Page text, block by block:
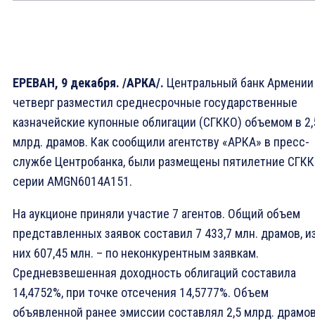
ЕРЕВАН, 9 декабря. /АРКА/. Центральный банк
четверг разместил среднесрочные государственные
казначейские купонные облигации (СГККО) объемом в
млрд. драмов. Как сообщили агентству «АРКА» в пресс-
службе Центробанка, были размещены пятилетние
серии AMGN6014A151.
На аукционе приняли участие 7 агентов. Общий объем
представленных заявок составил 7 433,7 млн. драмов,
них 607,45 млн. – по неконкурентным заявкам.
Средневзвешенная доходность облигаций составила
14,4752%, при точке отсечения 14,5777%. Объем
объявленной ранее эмиссии составлял 2,5 млрд.